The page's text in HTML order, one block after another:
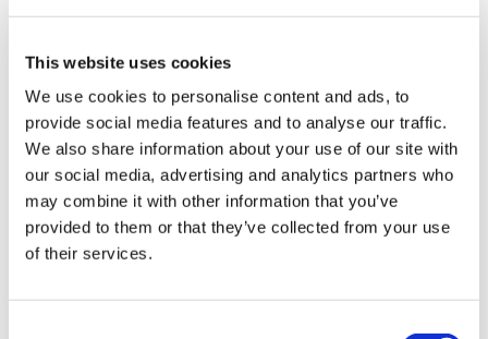
This website uses cookies
We use cookies to personalise content and ads, to
provide social media features and to analyse our traffic.
We also share information about your use of our site with
our social media, advertising and analytics partners who
may combine it with other information that you’ve
provided to them or that they’ve collected from your use
of their services.
ねんどろいど 白野威
(税込)